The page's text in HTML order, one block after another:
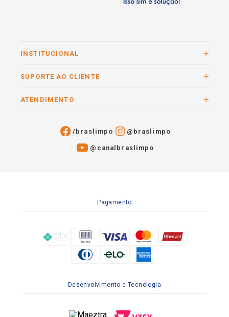
INSTITUCIONAL
SUPORTE AO CLIENTE
ATENDIMENTO
/braslimpo @braslimpo
@canalbraslimpo​
Pagamento
Desenvolvimento e Tecnologia